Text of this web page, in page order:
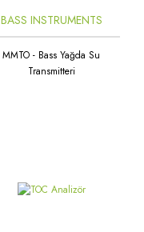
BASS INSTRUMENTS
MMTO - Bass Yağda Su
Transmitteri